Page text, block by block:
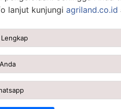
lanjut kunjungi agriland.co.id